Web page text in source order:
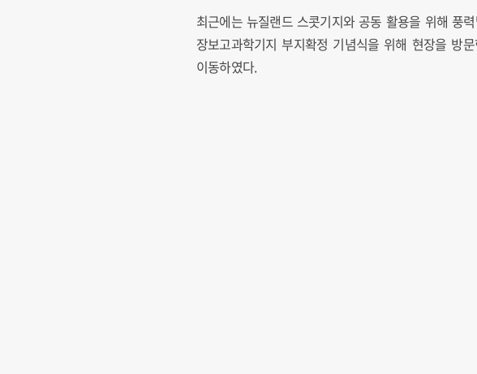
최근에는 뉴질랜드 스콧기지와 공동 활용을 위해 풍
장보고과학기지 부지확정 기념식을 위해 현장을 방
이동하였다.